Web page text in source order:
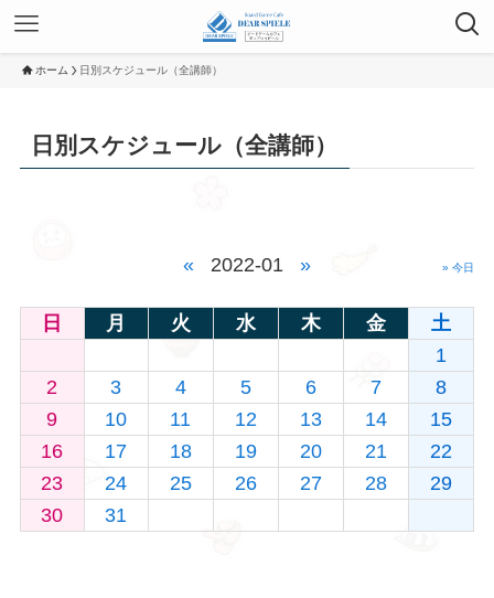
ホーム 日別スケジュール（全講師）
日別スケジュール（全講師）
« 2022-01 » » 今日
日 月 火 水 木 金
土
1
2
3 4 5 6 7
8
9
10 11 12 13 14
15
16
17 18 19 20 21
22
23
24 25 26 27 28
29
30
31